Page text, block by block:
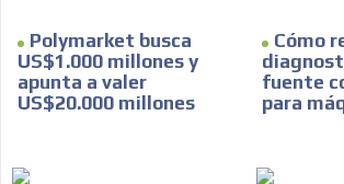
Polymarket busca
US$1.000 millones y
apunta a valer
US$20.000 millones
Cómo
fuente
para